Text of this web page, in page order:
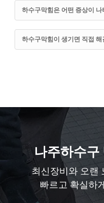
하수구막힘은 어떤 증상이
하수구막힘이 생기면 직접
나주하수
최신장비와 오랜
빠르고 확실하